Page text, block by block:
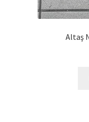
Altaş